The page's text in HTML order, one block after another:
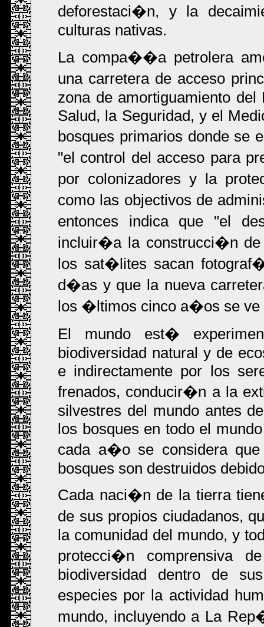
deforestaci�n, y la
culturas nativas.
La compa��a petrolera
una carretera de acceso
zona de amortiguamiento
Salud, la Seguridad, y el
bosques primarios donde se
"el control del acceso para
por colonizadores y la
como las objectivos de
entonces indica que "el
incluir�a la construcci�n de
los sat�lites sacan
d�as y que la nueva
los �ltimos cinco a�os se
El mundo est�
biodiversidad natural y de
e indirectamente por los
frenados, conducir�n a la
silvestres del mundo antes
los bosques en todo el
cada a�o se considera
bosques son destruidos
Cada naci�n de la tierra
de sus propios ciudadanos,
la comunidad del mundo, y
protecci�n comprensiva
biodiversidad dentro de
especies por la actividad
mundo, incluyendo a La